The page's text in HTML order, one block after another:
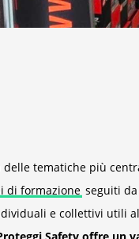
delle tematiche più
di formazione seguiti
e collettivi utili